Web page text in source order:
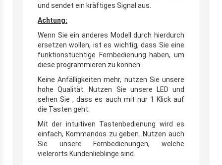
und sendet ein kräftiges Signal aus.
Achtung:
Wenn Sie ein anderes Modell durch hierdurch
ersetzen wollen, ist es wichtig, dass Sie eine
funktionstüchtige Fernbedienung haben, um
diese programmieren zu können.
Keine Anfälligkeiten mehr, nutzen Sie unsere
hohe Qualität. Nutzen Sie unsere LED und
sehen Sie , dass es auch mit nur 1 Klick auf
die Tasten geht.
Mit der intuitiven Tastenbedienung wird es
einfach, Kommandos zu geben. Nutzen auch
Sie unsere Fernbedienungen, welche
vielerorts Kundenlieblinge sind.